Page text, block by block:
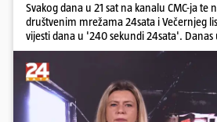
Svakog dana u 21 sat na kanalu CMC-ja te
društvenim mrežama 24sata i Večernjeg
vijesti dana u '240 sekundi 24sata'. Danas
Krnetić: Turisti uništili apartman u Istri,
stajati sanacija otpada u Gospiću, u
suca, od utorka nove cijene goriva, rastu
branitelja...